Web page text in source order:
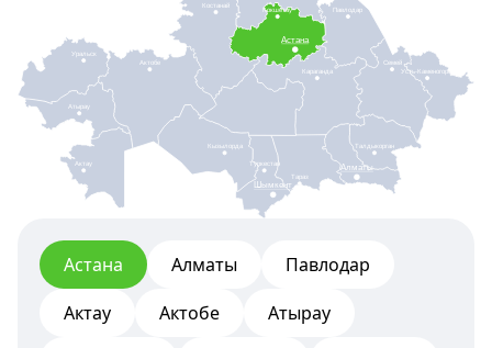
Астана
Алматы
Павлодар
Актау
Актобе
Атырау
Караганда
Кокшетау
Костанай
Кызылорда
Семей
Талдыкорган
Тараз
Туркестан
Уральск
Усть-Каменогорск
Шымкент
Астана Алматы
Павлодар
Актау
Актобе
Атырау